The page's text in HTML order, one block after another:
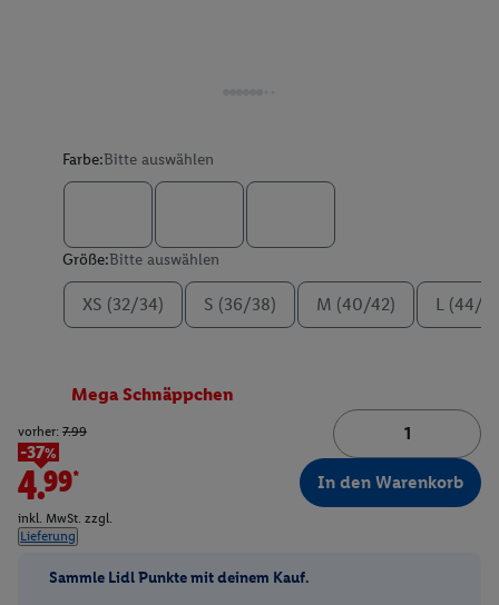
Farbe:Bitte auswählen
Größe:Bitte auswählen
XS (32/34) S (36/38) M (40/42) L (44/
Mega Schnäppchen
vorher: 7.99
-37%
4.99*
inkl. MwSt. zzgl.
Lieferung
In den Warenkorb
Sammle Lidl Punkte mit deinem Kauf.